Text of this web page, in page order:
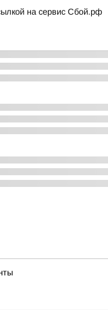
на сервис Сбой.рф